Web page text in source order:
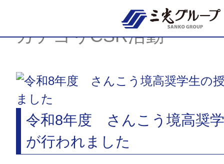
カテゴリCSR活動
令和8年度 さんこう境高奨
が行われました